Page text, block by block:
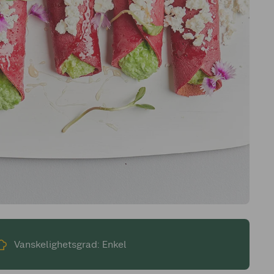
Vanskelighetsgrad: Enkel